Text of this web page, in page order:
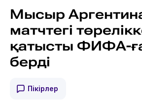
Мысыр
матчтегі
қатысты ФИФА-
берді
Пікірлер